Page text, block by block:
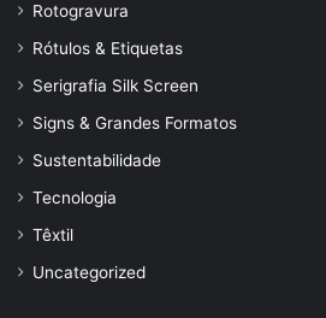
Rotogravura
Rótulos & Etiquetas
Serigrafia Silk Screen
Signs & Grandes Formatos
Sustentabilidade
Tecnologia
Têxtil
Uncategorized